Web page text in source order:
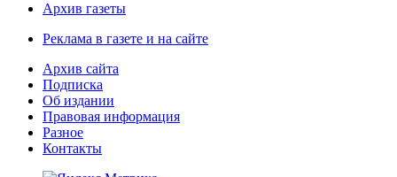
Архив газеты
Реклама в газете и на сайте
Архив сайта
Подписка
Об издании
Правовая информация
Разное
Контакты